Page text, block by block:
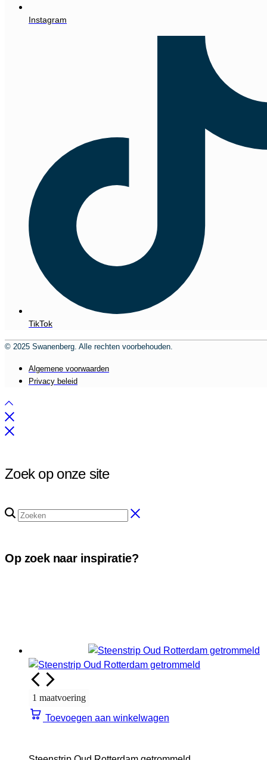
Instagram
TikTok
© 2025 Swanenberg. Alle rechten voorbehouden.
Algemene voorwaarden
Privacy beleid
Zoek op onze site
Op zoek naar inspiratie?
1 maatvoering
Toevoegen aan winkelwagen